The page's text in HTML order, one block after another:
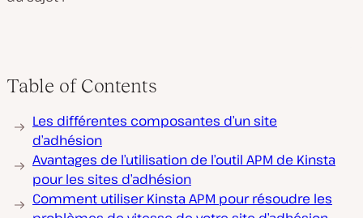
Table of Contents
Les différentes composantes d’un site
d’adhésion
Avantages de l’utilisation de l’outil APM de Kinsta
pour les sites d’adhésion
Comment utiliser Kinsta APM pour résoudre les